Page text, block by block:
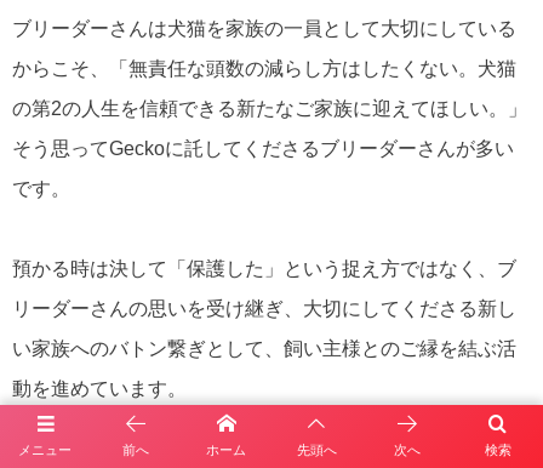
ブリーダーさんは犬猫を家族の一員として大切にしている
からこそ、「無責任な頭数の減らし方はしたくない。犬猫
の第2の人生を信頼できる新たなご家族に迎えてほしい。」
そう思ってGeckoに託してくださるブリーダーさんが多い
です。
預かる時は決して「保護した」という捉え方ではなく、ブ
リーダーさんの思いを受け継ぎ、大切にしてくださる新し
い家族へのバトン繋ぎとして、飼い主様とのご縁を結ぶ活
動を進めています。
メニュー 検索
前へ ホーム 先頭へ 次へ